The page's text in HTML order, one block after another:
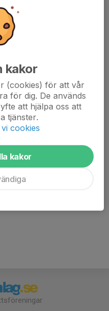
Samling vid parkeringen
cykling på Keas
plus några roliga
lek vid droppen och
Center). Fullface och
de stora hoppen!
så försöker vi
ta tåget till Mjölby, från
är det c:a 10 minuters
kakor
(cookies) för att vår
för dig. De används
att hjälpa oss att
tjänster.
cookies
kakor